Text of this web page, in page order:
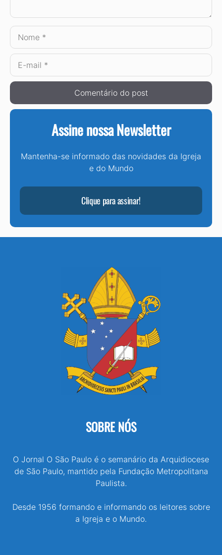
Nome
E-
mail
Assine nossa Newsletter
Mantenha-se informado das novidades da Igreja
e do Mundo
Clique para assinar!
SOBRE NÓS
O Jornal O São Paulo é o semanário da Arquidiocese
de São Paulo, mantido pela Fundação Metropolitana
Paulista.
Desde 1956 formando e informando os leitores sobre
a Igreja e o Mundo.